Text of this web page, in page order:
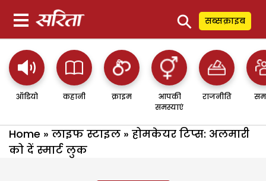
⚲ सब्सक्राइब
ऑडियो कहानी क्राइम
आपकी
समस्याएं
राजनीति
Home » लाइफ स्टाइल » होमकेयर टिप्स: अलमारी
को दें स्मार्ट लुक